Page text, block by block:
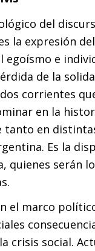
del
la expresión
egoísmo e
de la
corrientes
en la
en
Es la
quienes serán
el marco
crisis social.